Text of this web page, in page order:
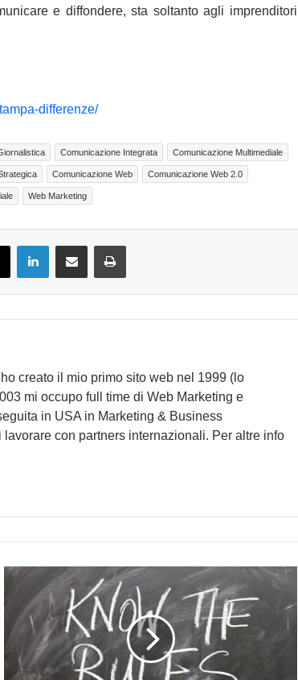
e diffondere, sta soltanto agli imprenditori
differenze/
Comunicazione Integrata Comunicazione Multimediale
Comunicazione Web Comunicazione Web 2.0
Web Marketing
LinkedInCondividi via email Stampa
creato il mio primo sito web nel 1999 (lo
mi occupo full time di Web Marketing e
in USA in Marketing & Business
con partners internazionali. Per altre info
quattro
regole
della
comunicazione